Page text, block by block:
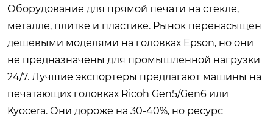
Оборудование для прямой печати на стекле,
металле, плитке и пластике. Рынок перенасыщен
дешевыми моделями на головках Epson, но они
не предназначены для промышленной нагрузки
24/7. Лучшие экспортеры предлагают машины на
печатающих головках Ricoh Gen5/Gen6 или
Kyocera. Они дороже на 30-40%, но ресурс